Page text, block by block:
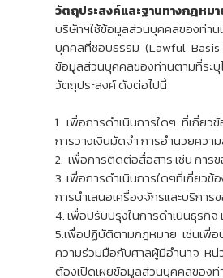
วัตถุประสงค์และฐานทางกฎหม
บริษัทฯใช้ข้อมูลส่วนบุคคลของท่า
บุคคลที่ชอบธรรม (Lawful
ข้อมูลส่วนบุคคลของท่านตามที่
วัตถุประสงค์ ดังต่อไปนี้
1. เพื่อการดำเนินการใดๆ ที่เกี่
การวางเงินมัดจำ การอำนวยคว
2. เพื่อการติดต่อสื่อสาร เช่น การ
3. เพื่อการดำเนินการใดๆที่เกี่ยว
การนำเสนอเครื่องจักรและบริการ
4. เพื่อปรับปรุงในการดำเนินธุรกิจ
5.เพื่อปฏิบัติตามกฎหมาย เช่นเพื่
ความร่วมมือกับศาลผู้มีอำนาจ หน่
ต้องเปิดเผยข้อมูลส่วนบุคคลของ